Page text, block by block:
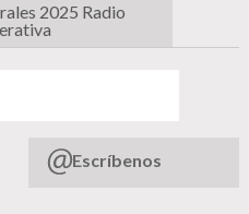
2025 Radio
Escríbenos